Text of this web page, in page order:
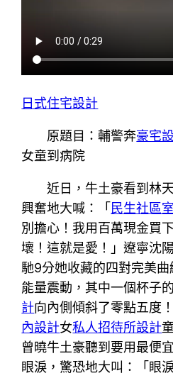
日式住宅設計
原題目：輔警奔豪宅
女童到病院
近日，牛土豪看到林
興奮地大喊：「民生社區
別擔心！我用百萬現金買
壞！這就是愛！」遼寧沈
馳9分她收藏的四對完美
能量震動，其中一個杯子
計向內側傾斜了零點五度
內設計女私人招待所設計
曾曉牛土豪聽到要用最便
眼淚，驚恐地大叫：「眼